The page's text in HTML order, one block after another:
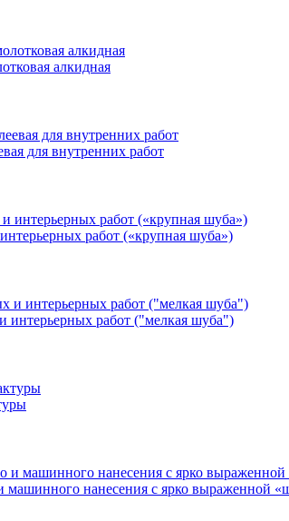
алкидная
для внутренних работ
работ («крупная шуба»)
интерьерных работ ("мелкая шуба")
машинного нанесения с ярко выраженной